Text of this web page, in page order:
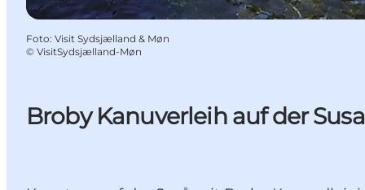
Broby Kanuverleih auf der
Foto: Visit Sydsjælland & Møn
© VisitSydsjælland-Møn